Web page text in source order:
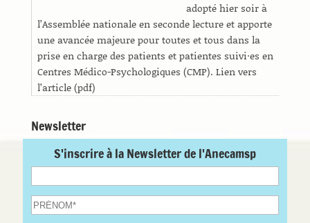
adopté hier soir à
l’Assemblée nationale en seconde lecture et apporte
une avancée majeure pour toutes et tous dans la
prise en charge des patients et patientes suivi·es en
Centres Médico-Psychologiques (CMP). Lien vers
l’article (pdf)
Newsletter
S'inscrire à la Newsletter de l'Anecamsp